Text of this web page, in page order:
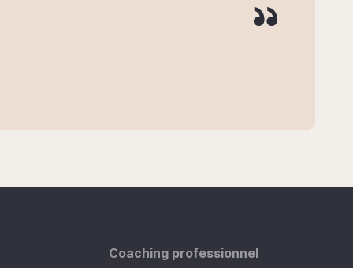
Coaching professionnel